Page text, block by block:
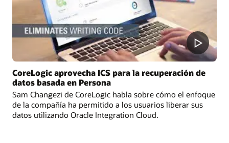
CoreLogic aprovecha ICS para la recuperación de
datos basada en Persona
Sam Changezi de CoreLogic habla sobre cómo el enfoque
de la compañía ha permitido a los usuarios liberar sus
datos utilizando Oracle Integration Cloud.